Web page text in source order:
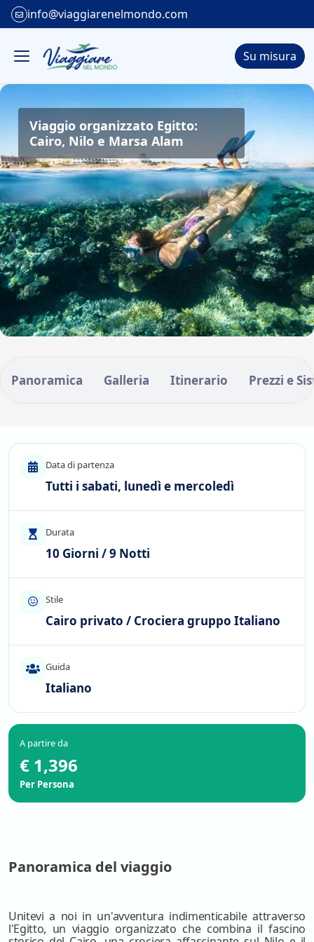
info@viaggiarenelmondo.com
Su misura
Viaggio organizzato Egitto:
Cairo, Nilo e Marsa Alam
Panoramica Galleria Itinerario Prezzi e
Data di partenza
Tutti i sabati, lunedì e mercoledì
Durata
10 Giorni / 9 Notti
Stile
Cairo privato / Crociera gruppo Italiano
Guida
Italiano
A partire da
€ 1,396
Per Persona
Panoramica del viaggio
Unitevi a noi in un'avventura indimenticabile attraverso
l'Egitto, un viaggio organizzato che combina il fascino